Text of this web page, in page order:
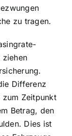
zu tragen.
ziehen
Differenz
zum Zeitpunkt
Betrag, den
Dies ist